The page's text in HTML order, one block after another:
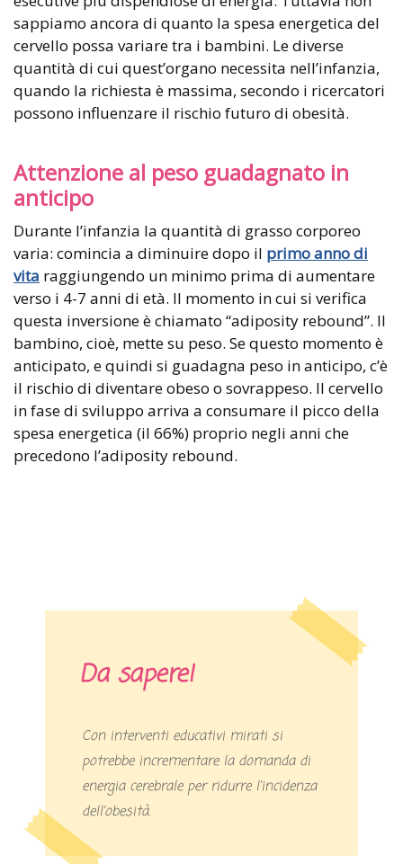
sappiamo ancora di quanto la spesa energetica del
cervello possa variare tra i bambini. Le diverse
quantità di cui quest’organo necessita nell’infanzia,
quando la richiesta è massima, secondo i ricercatori
possono influenzare il rischio futuro di obesità.
Attenzione al peso guadagnato in
anticipo
Durante l’infanzia la quantità di grasso corporeo
varia: comincia a diminuire dopo il primo anno di
vita raggiungendo un minimo prima di aumentare
verso i 4-7 anni di età. Il momento in cui si verifica
questa inversione è chiamato “adiposity rebound”. Il
bambino, cioè, mette su peso. Se questo momento è
anticipato, e quindi si guadagna peso in anticipo, c’è
il rischio di diventare obeso o sovrappeso. Il cervello
in fase di sviluppo arriva a consumare il picco della
spesa energetica (il 66%) proprio negli anni che
precedono l’adiposity rebound.
Da sapere!
Con interventi educativi mirati si
potrebbe incrementare la domanda di
energia cerebrale per ridurre l’incidenza
dell’obesità.